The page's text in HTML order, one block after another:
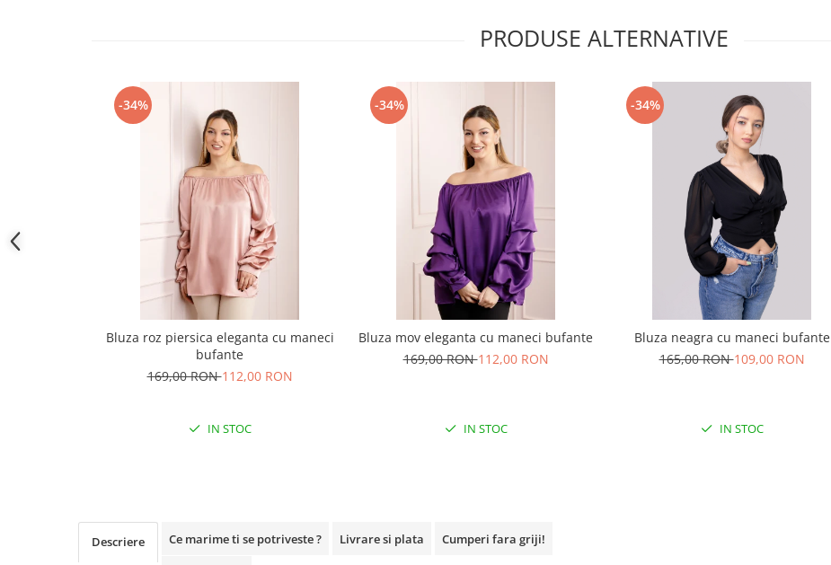
PRODUSE ALTERNATIVE
-34%
Bluza roz piersica eleganta cu maneci
bufante
169,00 RON112,00 RON
IN STOC
-34%
Bluza mov eleganta cu maneci bufante
169,00 RON112,00 RON
IN STOC
-34%
Bluza neagra cu maneci bufante
165,00 RON109,00 RON
IN STOC
Descriere Ce marime ti se potriveste ? Livrare si plata Cumperi fara griji!